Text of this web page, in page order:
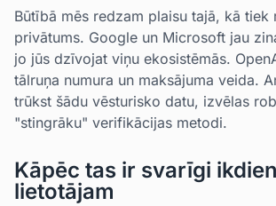
Būtībā mēs redzam plaisu tajā, kā tiek
privātums. Google un Microsoft jau
jo jūs dzīvojat viņu ekosistēmās.
tālruņa numura un maksājuma veida.
trūkst šādu vēsturisko datu, izvēlas
"stingrāku" verifikācijas metodi.
Kāpēc tas ir svarīgi
lietotājam